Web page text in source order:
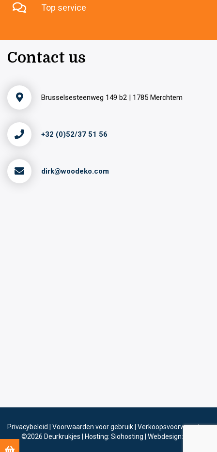
Top service
Contact us
Brusselsesteenweg 149 b2 | 1785 Merchtem
+32 (0)52/37 51 56
dirk@woodeko.com
Privacybeleid Voorwaarden voor gebruik Verkoopsvoorwaarden
©2026 Deurkrukjes Hosting: Siohosting Webdesign: Sinergio